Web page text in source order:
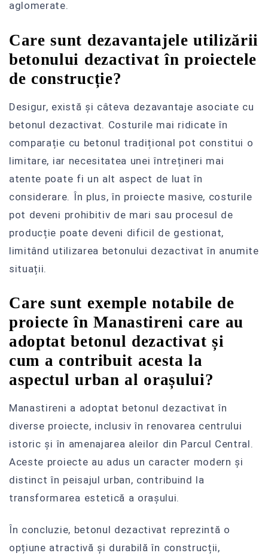
aglomerate.
Care sunt dezavantajele utilizării
betonului dezactivat în proiectele
de construcție?
Desigur, există și câteva dezavantaje asociate cu
betonul dezactivat. Costurile mai ridicate în
comparație cu betonul tradițional pot constitui o
limitare, iar necesitatea unei întrețineri mai
atente poate fi un alt aspect de luat în
considerare. În plus, în proiecte masive, costurile
pot deveni prohibitiv de mari sau procesul de
producție poate deveni dificil de gestionat,
limitând utilizarea betonului dezactivat în anumite
situații.
Care sunt exemple notabile de
proiecte în Manastireni care au
adoptat betonul dezactivat și
cum a contribuit acesta la
aspectul urban al orașului?
Manastireni a adoptat betonul dezactivat în
diverse proiecte, inclusiv în renovarea centrului
istoric și în amenajarea aleilor din Parcul Central.
Aceste proiecte au adus un caracter modern și
distinct în peisajul urban, contribuind la
transformarea estetică a orașului.
În concluzie, betonul dezactivat reprezintă o
opțiune atractivă și durabilă în construcții,